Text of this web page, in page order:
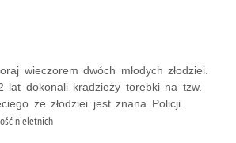
wieczorem dwóch młodych złodziei.
lat dokonali kradzieży torebki na tzw.
ze złodziei jest znana Policji.
nieletnich